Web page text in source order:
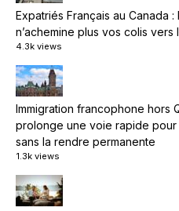
Expatriés Français au Canada :
n’achemine plus vos colis vers
4.3k views
Immigration francophone hors
prolonge une voie rapide pour
sans la rendre permanente
1.3k views